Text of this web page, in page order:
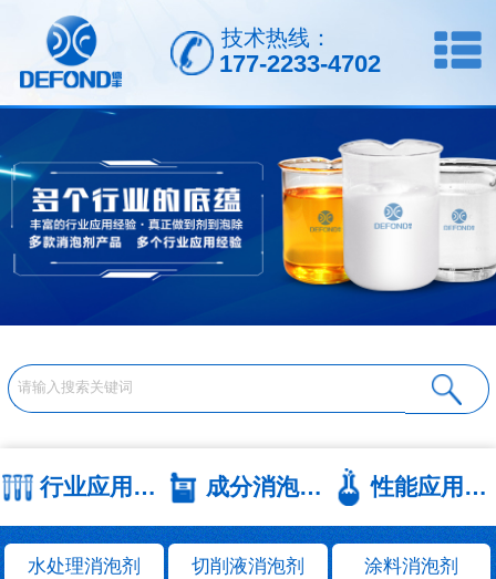
技术热线：
177-2233-4702
行业应用系列
水处理消泡剂 切削液消泡剂 涂料消泡剂
成分消泡剂系列 性能应用系列